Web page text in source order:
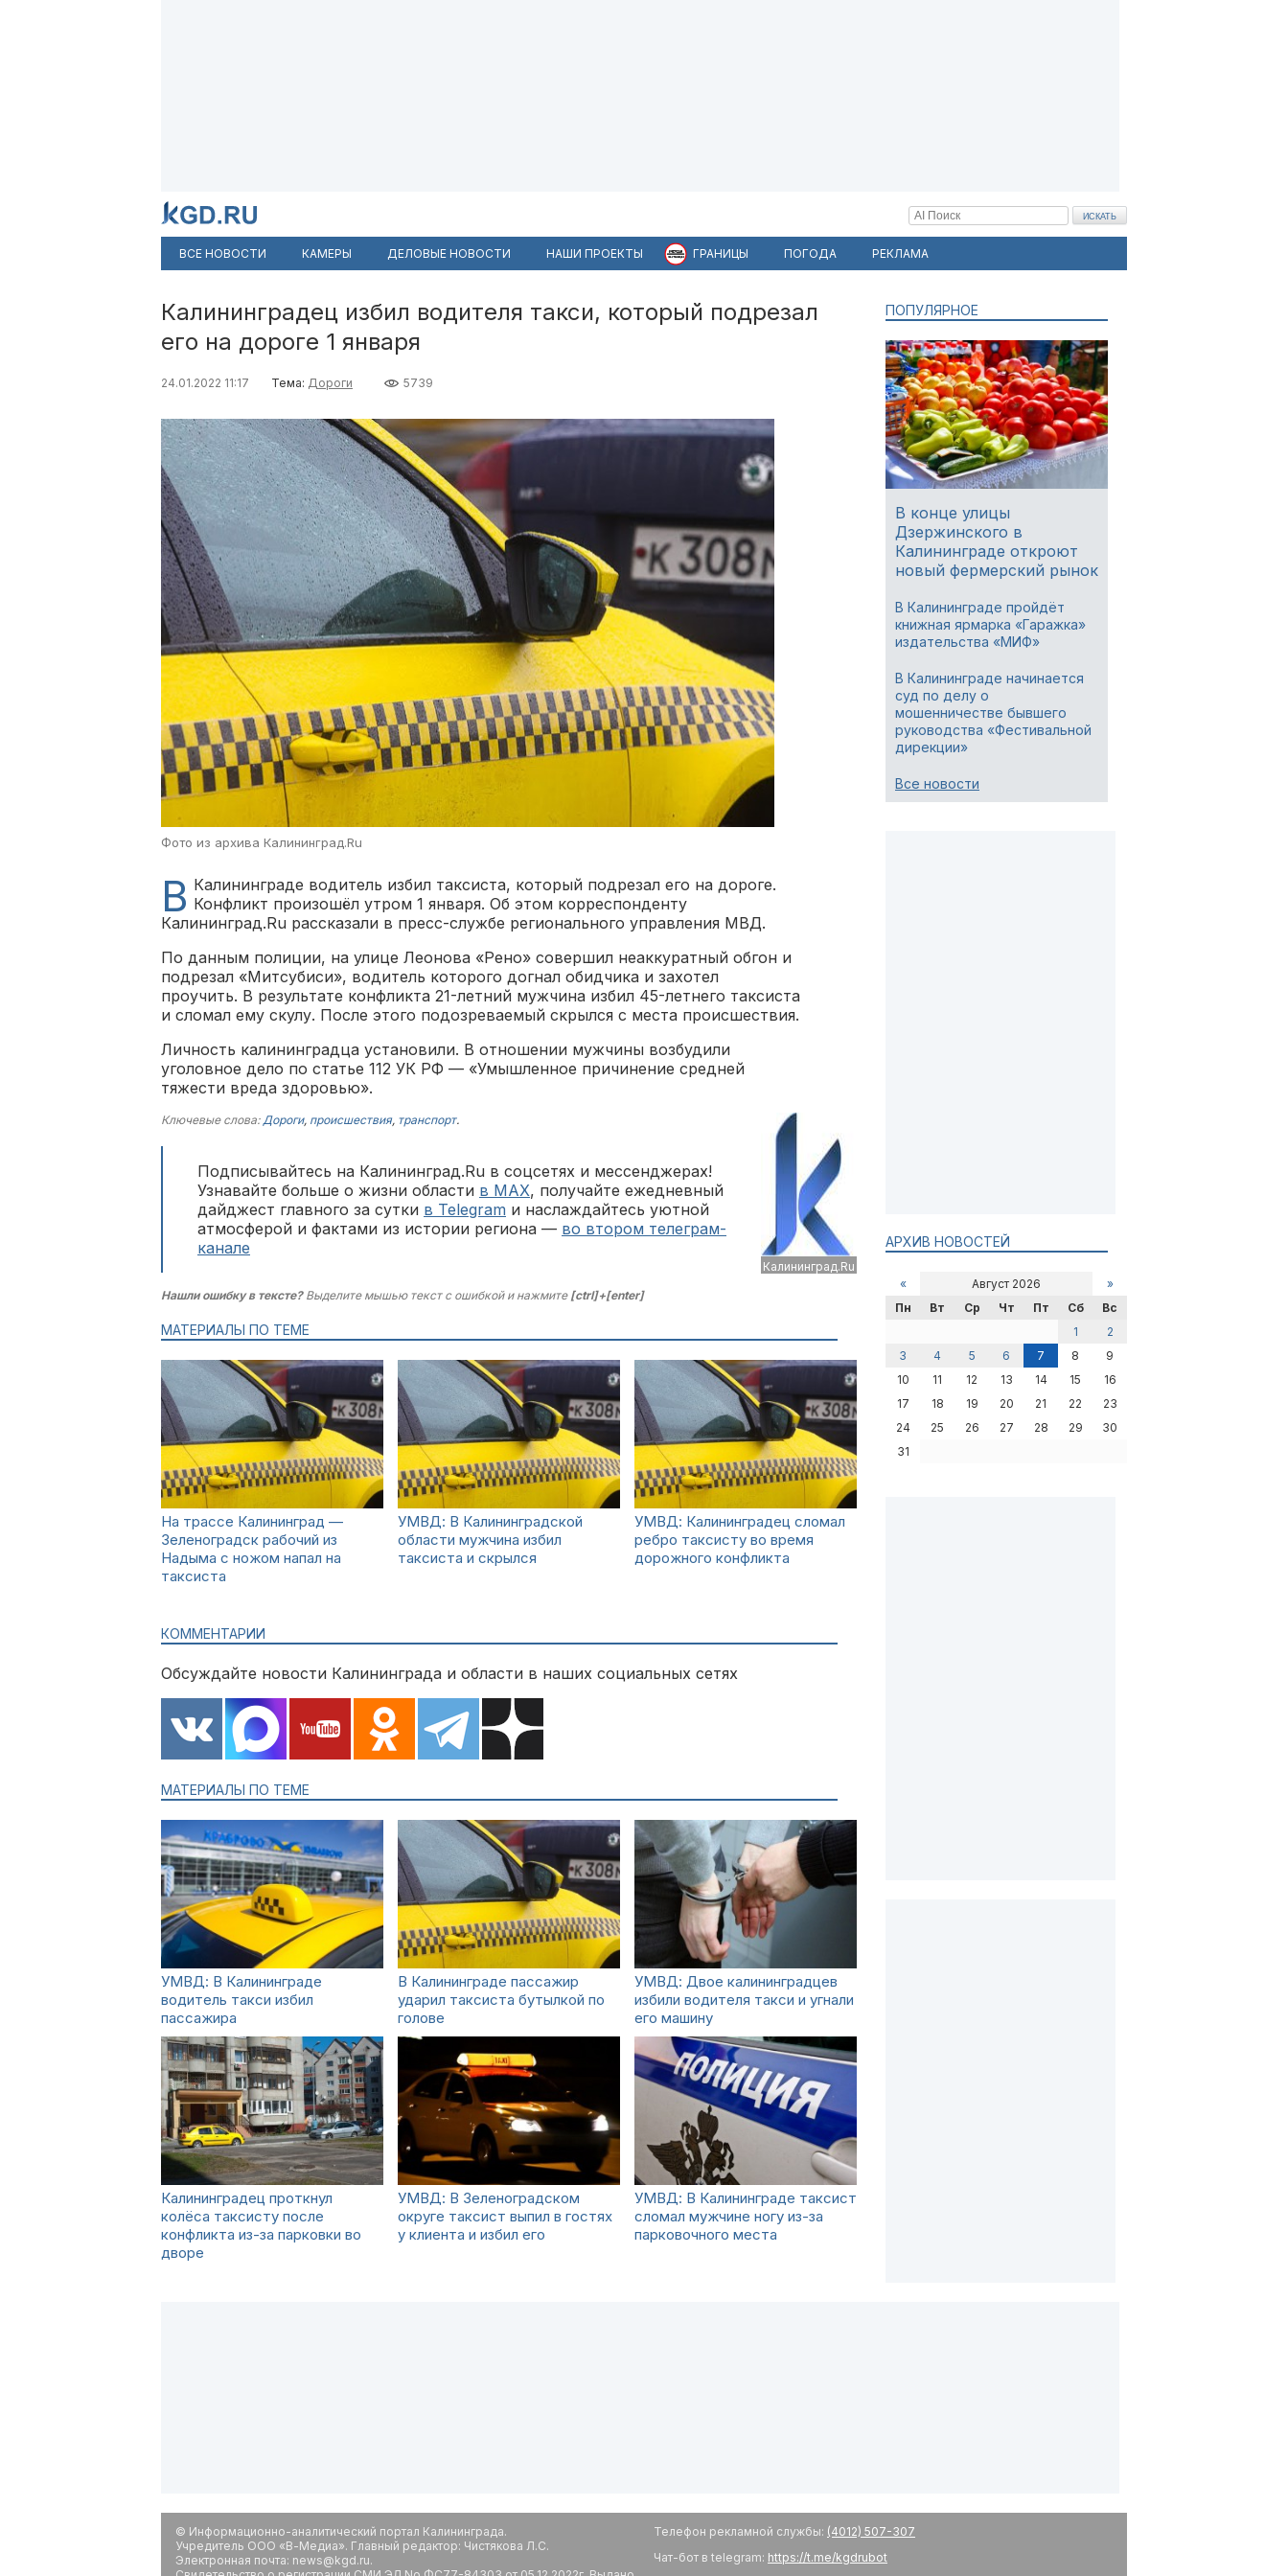
ВСЕ НОВОСТИ КАМЕРЫ ДЕЛОВЫЕ НОВОСТИ НАШИ ПРОЕКТЫ ГРАНИЦЫ ПОГОДА РЕКЛАМА
Калининградец избил водителя такси, который подрезал
его на дороге 1 января
24.01.2022 11:17 Тема: Дороги 5739
Фото из архива Калининград.Ru
В Калининграде водитель избил таксиста, который подрезал его на дороге.
Конфликт произошёл утром 1 января. Об этом корреспонденту
Калининград.Ru рассказали в пресс-службе регионального управления МВД.
По данным полиции, на улице Леонова «Рено» совершил неаккуратный обгон и
подрезал «Митсубиси», водитель которого догнал обидчика и захотел
проучить. В результате конфликта 21-летний мужчина избил 45-летнего таксиста
и сломал ему скулу. После этого подозреваемый скрылся с места происшествия.
Личность калининградца установили. В отношении мужчины возбудили
уголовное дело по статье 112 УК РФ — «Умышленное причинение средней
тяжести вреда здоровью».
Калининград.Ru
Ключевые слова:Дороги, происшествия, транспорт.
Подписывайтесь на Калининград.Ru в соцсетях и мессенджерах!
Узнавайте больше о жизни области в MAX, получайте ежедневный
дайджест главного за сутки в Telegram и наслаждайтесь уютной
атмосферой и фактами из истории региона — во втором телеграм-
канале
Нашли ошибку в тексте?Выделите мышью текст с ошибкой и нажмите [ctrl]+[enter]
МАТЕРИАЛЫ ПО ТЕМЕ
На трассе Калининград —
Зеленоградск рабочий из
Надыма с ножом напал на
таксиста
УМВД: В Калининградской
области мужчина избил
таксиста и скрылся
УМВД: Калининградец сломал
ребро таксисту во время
дорожного конфликта
КОММЕНТАРИИ
Обсуждайте новости Калининграда и области в наших социальных сетях
МАТЕРИАЛЫ ПО ТЕМЕ
УМВД: В Калининграде
водитель такси избил
пассажира
В Калининграде пассажир
ударил таксиста бутылкой по
голове
УМВД: Двое калининградцев
избили водителя такси и угнали
его машину
Калининградец проткнул
колёса таксисту после
конфликта из-за парковки во
дворе
УМВД: В Зеленоградском
округе таксист выпил в гостях
у клиента и избил его
УМВД: В Калининграде таксист
сломал мужчине ногу из-за
парковочного места
ПОПУЛЯРНОЕ
В конце улицы
Дзержинского в
Калининграде откроют
новый фермерский рынок
В Калининграде пройдёт
книжная ярмарка «Гаражка»
издательства «МИФ»
В Калининграде начинается
суд по делу о
мошенничестве бывшего
руководства «Фестивальной
дирекции»
Все новости
АРХИВ НОВОСТЕЙ
« Август 2026
»
Пн
Вт Ср Чт Пт Сб
Вс
1
2
3
4 5 6 7 8
9
10
11 12 13 14 15
16
17
18 19 20 21 22
23
24
25 26 27 28 29
30
31
© Информационно-аналитический портал Калининграда.
Учредитель ООО «В-Медиа». Главный редактор: Чистякова Л.С.
Электронная почта: news@kgd.ru.
Телефон рекламной службы: (4012) 507-307
Чат-бот в telegram: https://t.me/kgdrubot